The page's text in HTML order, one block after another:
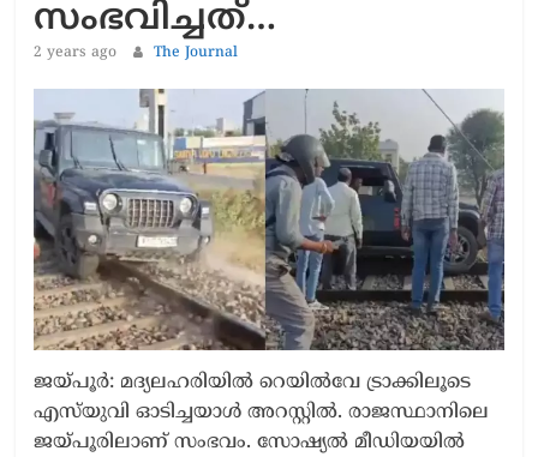
സംഭവിച്ചത്…
2 years ago The Journal
ജയ്പൂർ: മദ്യലഹരിയിൽ റെയിൽവേ ട്രാക്കിലൂടെ
എസ്‍യുവി ഓടിച്ചയാൾ അറസ്റ്റിൽ. രാജസ്ഥാനിലെ
ജയ്പൂരിലാണ് സംഭവം. സോഷ്യൽ മീഡിയയിൽ